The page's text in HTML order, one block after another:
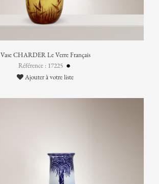
Vase CHARDER Le Verre Français
Référence : 17225
Ajouter à votre liste